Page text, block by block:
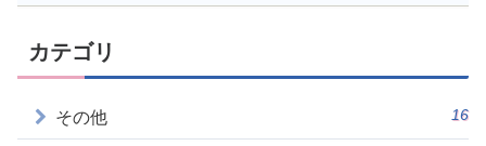
カテゴリ
その他 16